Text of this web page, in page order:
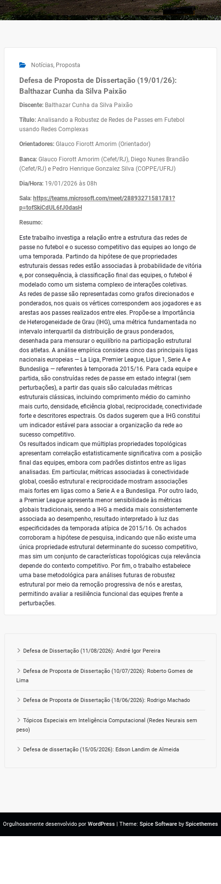
Notícias, Proposta
Defesa de Proposta de Dissertação (19/01/26):
Balthazar Cunha da Silva Paixão
Discente: Balthazar Cunha da Silva Paixão
Título: Analisando a Robustez de Redes de Passes em Futebol
usando Redes Complexas
Orientadores: Glauco Fiorott Amorim (Orientador)
Banca: Glauco Fiorott Amorim (Cefet/RJ), Diego Nunes Brandão
(Cefet/RJ) e Pedro Henrique Gonzalez Silva (COPPE/UFRJ)
Dia/Hora: 19/01/2026 às 08h
Sala: https://teams.microsoft.com/meet/28893271581781?
p=tofSkiCdUL6fJ0dasH
Resumo:
Este trabalho investiga a relação entre a estrutura das redes de
passe no futebol e o sucesso competitivo das equipes ao longo de
uma temporada. Partindo da hipótese de que propriedades
estruturais dessas redes estão associadas à probabilidade de vitória
e, por consequência, à classificação final das equipes, o futebol é
modelado como um sistema complexo de interações coletivas.
As redes de passe são representadas como grafos direcionados e
ponderados, nos quais os vértices correspondem aos jogadores e as
arestas aos passes realizados entre eles. Propõe-se a Importância
de Heterogeneidade de Grau (IHG), uma métrica fundamentada no
intervalo interquartil da distribuição de graus ponderados,
desenhada para mensurar o equilíbrio na participação estrutural
dos atletas. A análise empírica considera cinco das principais ligas
nacionais europeias — La Liga, Premier League, Ligue 1, Serie A e
Bundesliga — referentes à temporada 2015/16. Para cada equipe e
partida, são construídas redes de passe em estado integral (sem
perturbações), a partir das quais são calculadas métricas
estruturais clássicas, incluindo comprimento médio do caminho
mais curto, densidade, eficiência global, reciprocidade, conectividade
forte e descritores espectrais. Os dados sugerem que a IHG constitui
um indicador estável para associar a organização da rede ao
sucesso competitivo.
Os resultados indicam que múltiplas propriedades topológicas
apresentam correlação estatisticamente significativa com a posição
final das equipes, embora com padrões distintos entre as ligas
analisadas. Em particular, métricas associadas à conectividade
global, coesão estrutural e reciprocidade mostram associações
mais fortes em ligas como a Serie A e a Bundesliga. Por outro lado,
a Premier League apresenta menor sensibilidade às métricas
globais tradicionais, sendo a IHG a medida mais consistentemente
associada ao desempenho, resultado interpretado à luz das
especificidades da temporada atípica de 2015/16. Os achados
corroboram a hipótese de pesquisa, indicando que não existe uma
única propriedade estrutural determinante do sucesso competitivo,
mas sim um conjunto de características topológicas cuja relevância
depende do contexto competitivo. Por fim, o trabalho estabelece
uma base metodológica para análises futuras de robustez
estrutural por meio da remoção progressiva de nós e arestas,
permitindo avaliar a resiliência funcional das equipes frente a
perturbações.
Defesa de Dissertação (11/08/2026): André Igor Pereira
Defesa de Proposta de Dissertação (10/07/2026): Roberto Gomes de
Lima
Defesa de Proposta de Dissertação (18/06/2026): Rodrigo Machado
Tópicos Especiais em Inteligência Computacional (Redes Neurais sem
peso)
Defesa de dissertação (15/05/2026): Edson Landim de Almeida
Orgulhosamente desenvolvido por WordPress | Theme: Spice Software by Spicethemes